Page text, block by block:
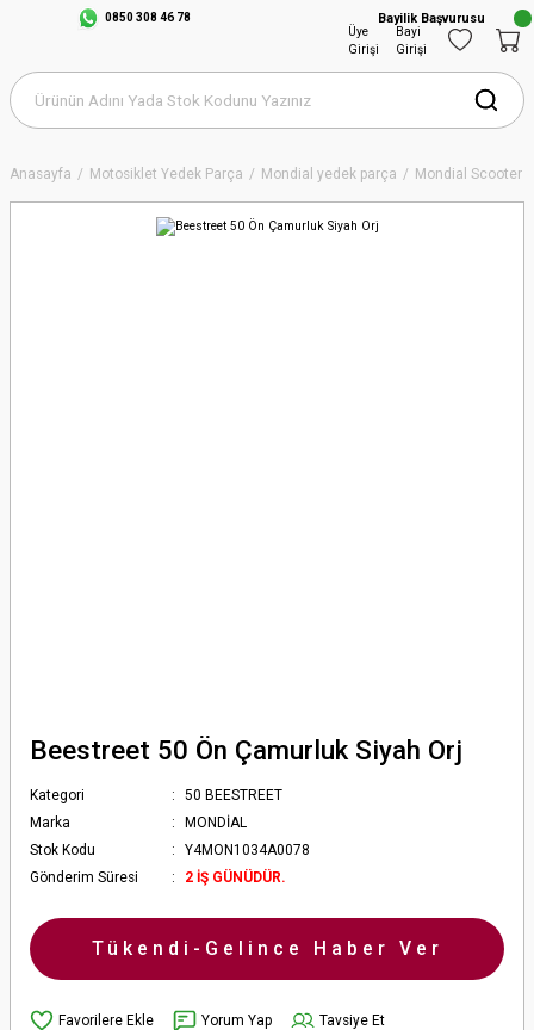
Üye
Girişi
Bayi
Girişi
Anasayfa Motosiklet Yedek Parça Mondial yedek parça Mondial Scooter
Beestreet 50 Ön Çamurluk Siyah Orj
Kategori
50 BEESTREET
Marka
MONDİAL
Stok Kodu
Y4MON1034A0078
Gönderim Süresi
2 İŞ GÜNÜDÜR.
Tükendi-Gelince Haber Ver
Yorum Yap
Tavsiye Et
0850 308 46 78 Bayilik Başvurusu